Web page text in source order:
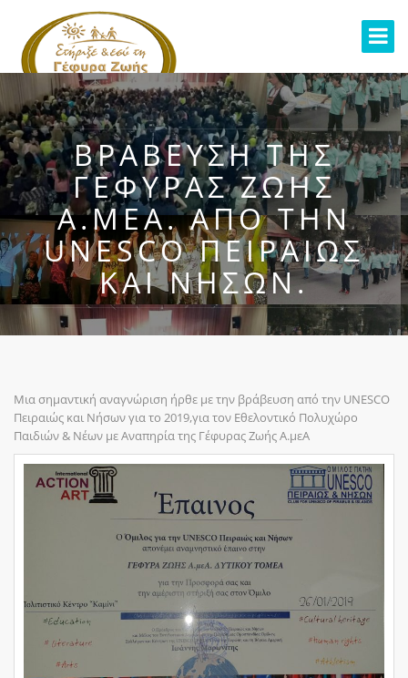
ΒΡΆΒΕΥΣΗ ΤΗΣ
ΓΈΦΥΡΑΣ ΖΩΉΣ
Α.ΜΕΑ. ΑΠΌ ΤΗΝ
UNESCO ΠΕΙΡΑΙΏΣ
ΚΑΙ ΝΉΣΩΝ.
Μια σημαντική αναγνώριση ήρθε με την βράβευση από την UNESCO
Πειραιώς και Νήσων για το 2019,για τον Εθελοντικό Πολυχώρο
Παιδιών & Νέων με Αναπηρία της Γέφυρας Ζωής Α.μεΑ